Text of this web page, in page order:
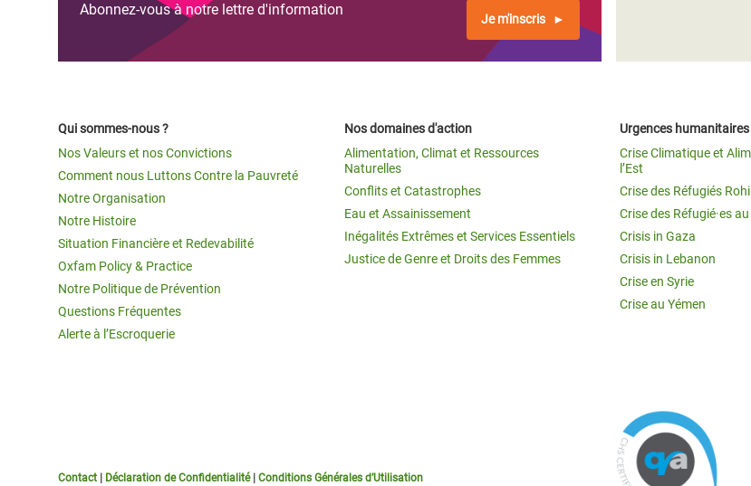
Abonnez-vous à notre lettre d'information
Je m'inscris
Qui sommes-nous ?
Nos Valeurs et nos Convictions
Comment nous Luttons Contre la Pauvreté
Notre Organisation
Notre Histoire
Situation Financière et Redevabilité
Oxfam Policy & Practice
Notre Politique de Prévention
Questions Fréquentes
Alerte à l’Escroquerie
Nos domaines d'action
Alimentation, Climat et Ressources
Naturelles
Conflits et Catastrophes
Eau et Assainissement
Inégalités Extrêmes et Services Essentiels
Justice de Genre et Droits des Femmes
Urgences humanitaires
Crise Climatique et
l’Est
Crise des Réfugiés
Crise des Réfugié·es
Crisis in Gaza
Crisis in Lebanon
Crise en Syrie
Crise au Yémen
Contact Déclaration de Confidentialité| Conditions Générales d’Utilisation